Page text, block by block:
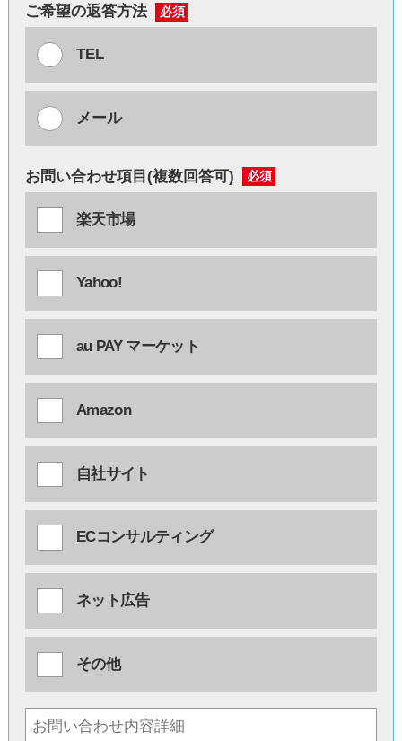
ご希望の返答方法 必須
TEL
メール
お問い合わせ項目(複数回答可) 必須
楽天市場
Yahoo!
au PAY マーケット
Amazon
自社サイト
ECコンサルティング
ネット広告
その他